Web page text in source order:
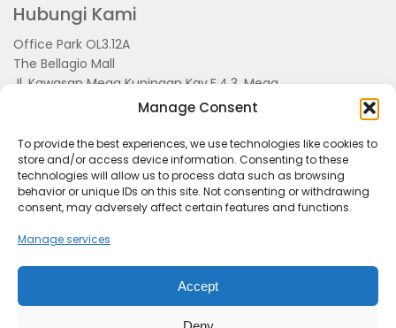
Manage Consent
To provide the best experiences, we use technologies like cookies to
store and/or access device information. Consenting to these
technologies will allow us to process data such as browsing
behavior or unique IDs on this site. Not consenting or withdrawing
consent, may adversely affect certain features and functions.
Manage services
Accept
Hubungi Kami
Office Park OL3.12A
The Bellagio Mall
Jl. Kawasan Mega Kuningan Kav.E.4.3, Mega
Kuningan, Kel. Kuningan Timur,
Kec.Setiabudi, Jakarta Selatan 15810
Kerjasama dan Event